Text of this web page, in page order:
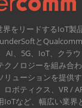
をリードするIoT製
と
AI、5G、IoT、クラ
クノロジーを組み合
リューションを提供
ボティクス、VR /
IoTなど、幅広い業界